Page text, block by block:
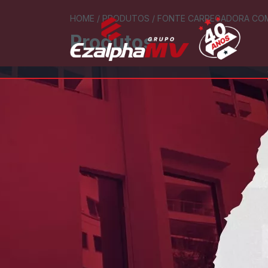
HOME / PRODUTOS / FONTE CARREGADORA
Produtos